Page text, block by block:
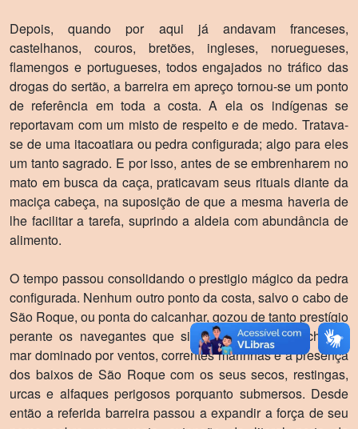
Depois, quando por aqui já andavam franceses,
castelhanos, couros, bretões, ingleses, noruegueses,
flamengos e portugueses, todos engajados no tráfico das
drogas do sertão, a barreira em apreço tornou-se um ponto
de referência em toda a costa. A ela os indígenas se
reportavam com um misto de respeito e de medo. Tratava-
se de uma itacoatiara ou pedra configurada; algo para eles
um tanto sagrado. E por isso, antes de se embrenharem no
mato em busca da caça, praticavam seus rituais diante da
maciça cabeça, na suposição de que a mesma haveria de
lhe facilitar a tarefa, suprindo a aldeia com abundância de
alimento.
O tempo passou consolidando o prestigio mágico da pedra
configurada. Nenhum outro ponto da costa, salvo o cabo de
São Roque, ou ponta do calcanhar, gozou de tanto prestí­gio
perante os navegantes que singravam aquele trecho de
mar dominado por ventos, correntes marinhas e a presença
dos baixos de São Roque com os seus secos, restingas,
urcas e alfaques perigosos porquanto submersos. Desde
então a referida barreira passou a expandir a força de seu